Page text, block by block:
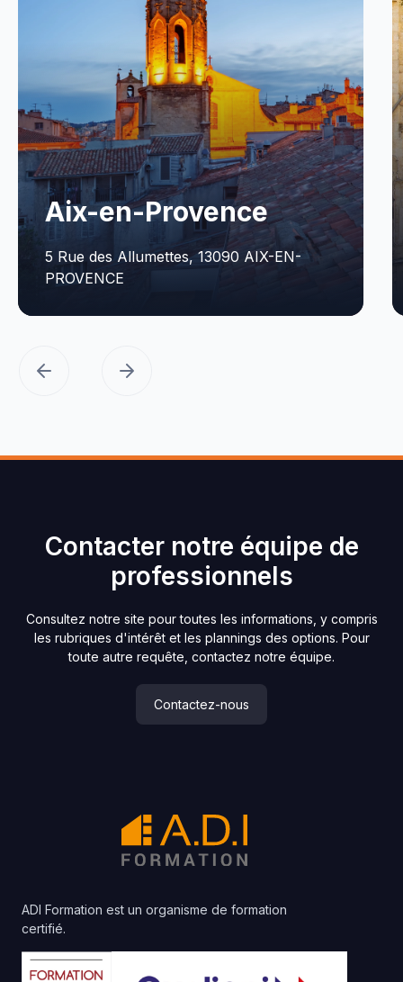
Montpellier
199 rue Helene Boucher, 34170
CASTELNAU-LE-LEZ
Contacter notre équipe de
professionnels
Consultez notre site pour toutes les informations, y compris
les rubriques d'intérêt et les plannings des options. Pour
toute autre requête, contactez notre équipe.
Contactez-nous
ADI Formation est un organisme de formation
certifié.